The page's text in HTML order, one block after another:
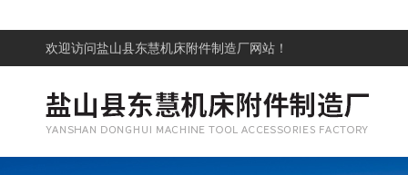
欢迎访问盐山县东慧机床附件制造厂网站！